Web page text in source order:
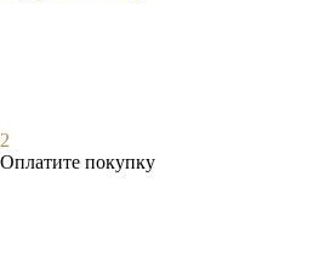
2
Оплатите покупку